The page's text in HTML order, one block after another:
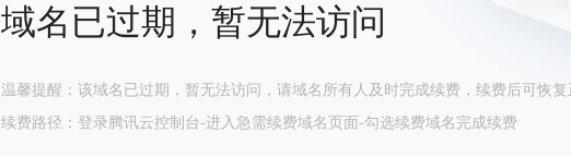
域名已过期，暂无法访问
温馨提醒：该域名已过期，暂无法访问，请域名所有人及时完成续费，续费后可恢复
续费路径：登录腾讯云控制台-进入急需续费域名页面-勾选续费域名完成续费